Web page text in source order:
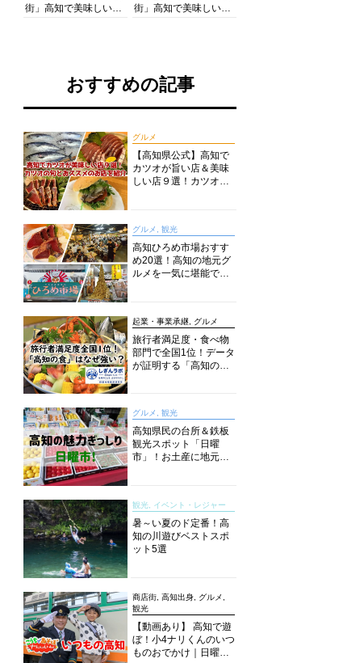
街」高知で美味しい喫
街」高知で美味しい喫
おすすめの記事
グルメ
【高知県公式】高知で
カツオが旨い店＆美味
しい店９選！カツオの
グルメ, 観光
高知ひろめ市場おすす
め20選！高知の地元グ
ルメを一気に堪能でき
起業・事業承継, グルメ
旅行者満足度・食べ物
部門で全国1位！データ
が証明する「高知の
グルメ, 観光
高知県民の台所＆鉄板
観光スポット「日曜
市」！お土産に地元野
説！
観光, イベント・レジャー
暑～い夏のド定番！高
知の川遊びベストスポ
ット5選
商店街, 高知出身, グルメ,
観光
【動画あり】 高知で遊
ぼ！小4ナリくんのいつ
ものおでかけ｜日曜市